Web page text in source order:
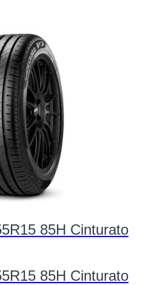
85H Cinturato
85H Cinturato